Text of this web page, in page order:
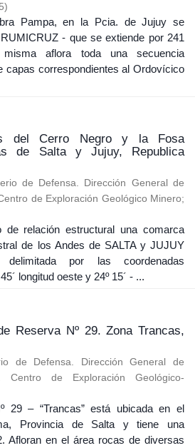
)
Pampa, en la Pcia. de Jujuy se
- que se extiende por 241
aflora toda una secuencia
capas correspondientes al Ordovícico
del Cerro Negro y la Fosa
de Salta y Jujuy, Republica
de Defensa. Dirección General de
de Exploración Geológico Minero;
relación estructural una comarca
de los Andes de SALTA y JUJUY
delimitada por las coordenadas
longitud oeste y 24º 15´ - ...
Reserva Nº 29. Zona Trancas,
de Defensa. Dirección General de
Centro de Exploración Geológico-
29 – “Trancas” está ubicada en el
Provincia de Salta y tiene una
Afloran en el área rocas de diversas